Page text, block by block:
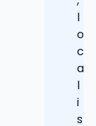
l
o
c
a
l
i
s